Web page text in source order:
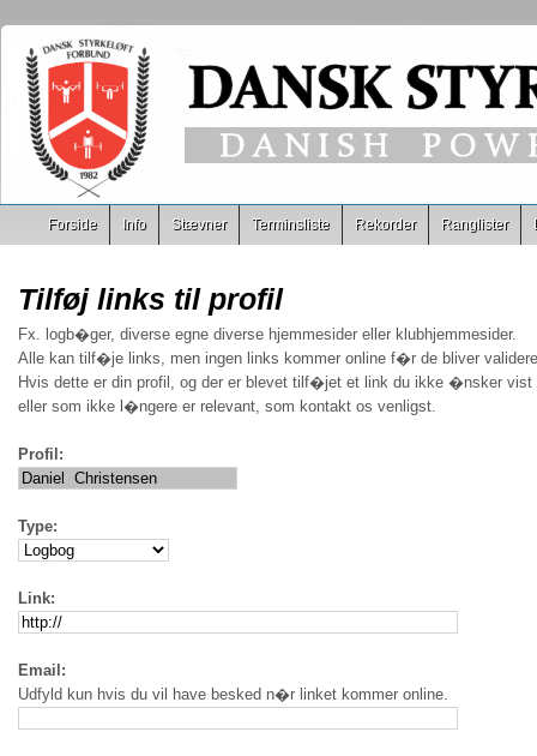
Forside Info Stævner Terminsliste Rekorder Ranglister
Tilføj links til profil
Fx. logb�ger, diverse egne diverse hjemmesider eller klubhjemmesider.
Alle kan tilf�je links, men ingen links kommer online f�r de bliver
Hvis dette er din profil, og der er blevet tilf�jet et link du ikke �nsker vist
eller som ikke l�ngere er relevant, som kontakt os venligst.
Profil:
Type:
Link:
Email:
Udfyld kun hvis du vil have besked n�r linket kommer online.